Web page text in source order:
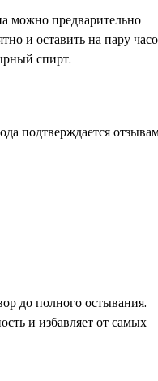
можно предварительно
и оставить на пару
спирт.
подтверждается
до полного остывания.
и избавляет от самых